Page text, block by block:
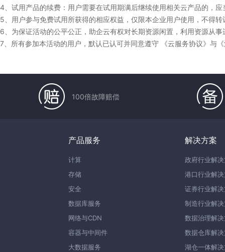
4、试用产品的续费：用户需要在试用期满后继续使用相关云产品的，
5、用户参与免费试用所获得的相应权益，仅限本企业用户使用，不得
6、为保证活动的公平公正，助企云有权对长期资源闲置，利用资源从
7、所有参加本活动的用户，默认已认可并同意遵守 《云服务协议》
100倍故障赔偿
产品服务
计算
存储
安全
数据库服务
网络与CDN
容器与中间件
大数据服务
解决方案
政府行业解
港口行业解
证券行业解
制造行业解
数据治理解
数据仓库解
湖仓一体解